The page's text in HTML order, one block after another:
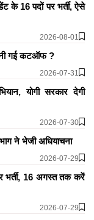
के 16 पदों पर भर्ती, ऐसे
2026-08-01
गई कटऑफ ?
2026-07-31
योगी सरकार देगी
2026-07-30
ने भेजी अधियाचना
2026-07-29
भर्ती, 16 अगस्त तक करें
2026-07-29